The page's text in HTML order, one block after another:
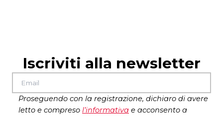
Iscriviti alla newsletter
Proseguendo con la registrazione, dichiaro di avere
letto e compreso l’informativa e acconsento a